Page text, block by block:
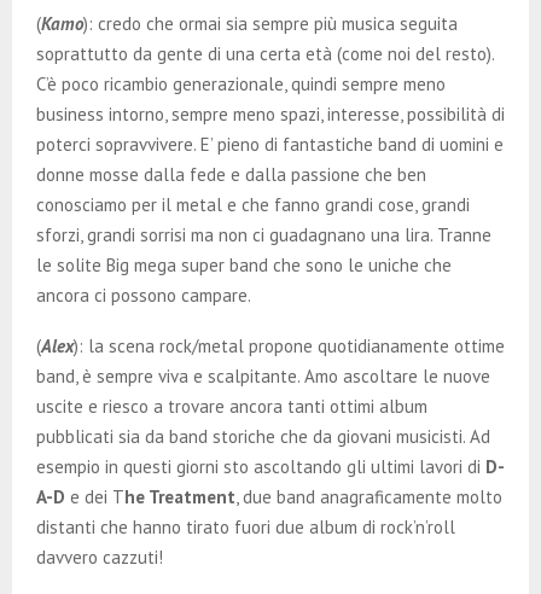
(Kamo): credo che ormai sia sempre più musica seguita
soprattutto da gente di una certa età (come noi del resto).
C’è poco ricambio generazionale, quindi sempre meno
business intorno, sempre meno spazi, interesse, possibilità di
poterci sopravvivere. E’ pieno di fantastiche band di uomini e
donne mosse dalla fede e dalla passione che ben
conosciamo per il metal e che fanno grandi cose, grandi
sforzi, grandi sorrisi ma non ci guadagnano una lira. Tranne
le solite Big mega super band che sono le uniche che
ancora ci possono campare.
(Alex): la scena rock/metal propone quotidianamente ottime
band, è sempre viva e scalpitante. Amo ascoltare le nuove
uscite e riesco a trovare ancora tanti ottimi album
pubblicati sia da band storiche che da giovani musicisti. Ad
esempio in questi giorni sto ascoltando gli ultimi lavori di D-
A-D e dei The Treatment , due band anagraficamente molto
distanti che hanno tirato fuori due album di rock’n’roll
davvero cazzuti!